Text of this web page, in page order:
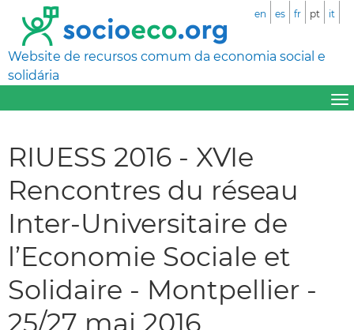
Website de recursos comum da economia social e
solidária
en es fr pt it
RIUESS 2016 - XVIe
Rencontres du réseau
Inter-Universitaire de
l’Economie Sociale et
Solidaire - Montpellier -
25/27 mai 2016